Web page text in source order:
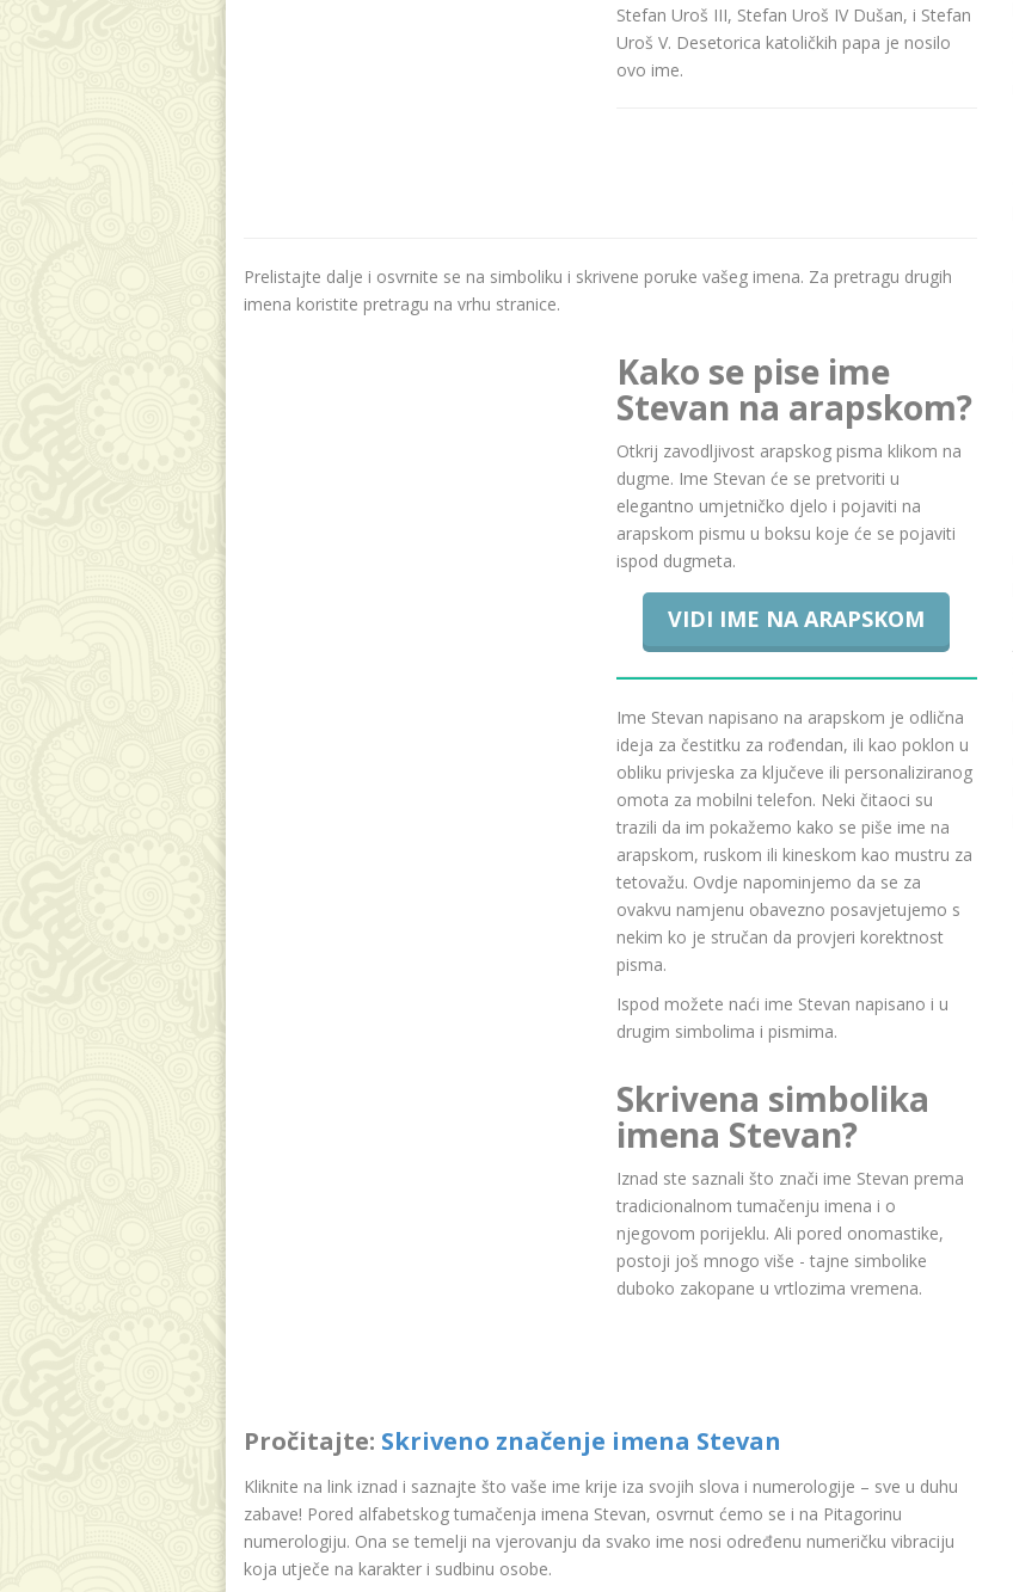
Stefan Uroš III, Stefan Uroš IV Dušan, i Stefan
Uroš V. Desetorica katoličkih papa je nosilo
ovo ime.
Prelistajte dalje i osvrnite se na simboliku i skrivene poruke vašeg imena. Za pretragu drugih
imena koristite pretragu na vrhu stranice.
Kako se pise ime
Stevan na arapskom?
Otkrij zavodljivost arapskog pisma klikom na
dugme. Ime Stevan će se pretvoriti u
elegantno umjetničko djelo i pojaviti na
arapskom pismu u boksu koje će se pojaviti
ispod dugmeta.
VIDI IME NA ARAPSKOM
Ime Stevan napisano na arapskom je odlična
ideja za čestitku za rođendan, ili kao poklon u
obliku privjeska za ključeve ili personaliziranog
omota za mobilni telefon. Neki čitaoci su
trazili da im pokažemo kako se piše ime na
arapskom, ruskom ili kineskom kao mustru za
tetovažu. Ovdje napominjemo da se za
ovakvu namjenu obavezno posavjetujemo s
nekim ko je stručan da provjeri korektnost
pisma.
Ispod možete naći ime Stevan napisano i u
drugim simbolima i pismima.
Skrivena simbolika
imena Stevan?
Iznad ste saznali što znači ime Stevan prema
tradicionalnom tumačenju imena i o
njegovom porijeklu. Ali pored onomastike,
postoji još mnogo više - tajne simbolike
duboko zakopane u vrtlozima vremena.
Pročitajte: Skriveno značenje imena Stevan
Kliknite na link iznad i saznajte što vaše ime krije iza svojih slova i numerologije – sve u duhu
zabave! Pored alfabetskog tumačenja imena Stevan, osvrnut ćemo se i na Pitagorinu
numerologiju. Ona se temelji na vjerovanju da svako ime nosi određenu numeričku vibraciju
koja utječe na karakter i sudbinu osobe.